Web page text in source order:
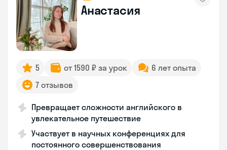
Анастасия
5 от 1590 ₽ за урок
6 лет опыта
7 отзывов
Превращает сложности английского в
увлекательное путешествие
Участвует в научных конференциях для
постоянного совершенствования